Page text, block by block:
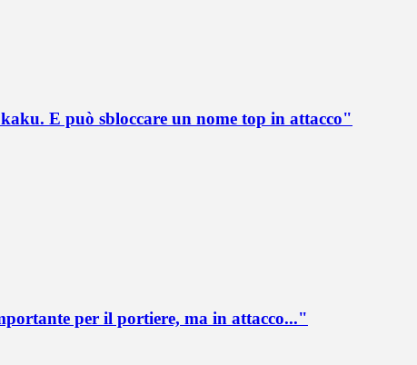
E può sbloccare un nome top in attacco"
per il portiere, ma in attacco..."